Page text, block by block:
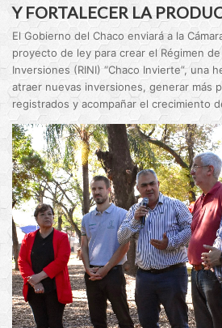
Y FORTALECER LA
El Gobierno del Chaco enviará a la
proyecto de ley para crear el Régimen
Inversiones (RINI) “Chaco Invierte”, una
atraer nuevas inversiones, generar más
registrados y acompañar el crecimiento